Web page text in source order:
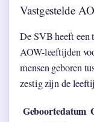
Vastgestelde
De SVB heeft een
AOW-leeftijden
mensen geboren
zestig zijn de
Geboortedatum